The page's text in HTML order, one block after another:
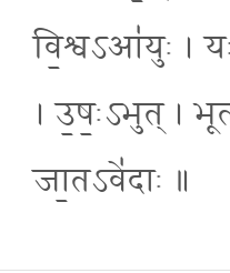
वि॒श्वऽआ॑युः ।
। उ॒षः॒ऽभुत् ।
जा॒तऽवे॑दाः ॥